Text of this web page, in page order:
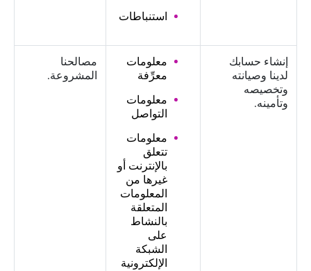
استنباطات
إنشاء حسابك
لدينا وصيانته
وتخصيصه
وتأمينه.
معلومات
معرِّفة
معلومات
التواصل
معلومات
تتعلق
بالإنترنت أو
غيرها من
المعلومات
المتعلقة
بالنشاط
على
الشبكة
الإلكترونية
مصالحنا
المشروعة.